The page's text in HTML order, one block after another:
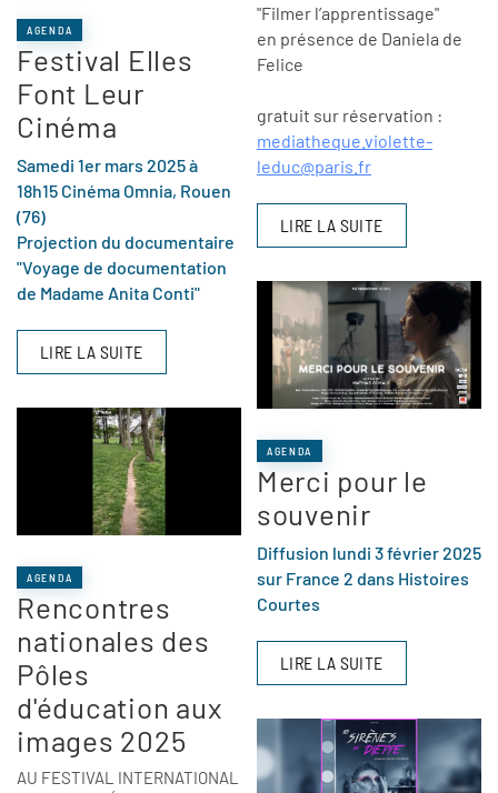
AGENDA
Festival Elles
Font Leur
Cinéma
Samedi 1er mars 2025 à
18h15 Cinéma Omnia, Rouen
(76)
Projection du documentaire
"Voyage de documentation
de Madame Anita Conti"
LIRE LA SUITE
AGENDA
Rencontres
nationales des
Pôles
d'éducation aux
images 2025
AU FESTIVAL INTERNATIONAL
"Filmer l’apprentissage"
en présence de Daniela de
Felice
gratuit sur réservation :
mediatheque.violette-
leduc@paris.fr
LIRE LA SUITE
AGENDA
Merci pour le
souvenir
Diffusion lundi 3 février 2025
sur France 2 dans Histoires
Courtes
LIRE LA SUITE